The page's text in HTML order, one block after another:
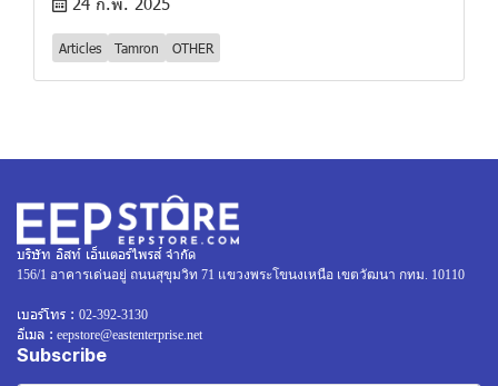
Articles Tamron OTHER
บริษัท อิสท์ เอ็นเตอร์ไพรส์ จำกัด
156/1 อาคารเด่นอยู่ ถนนสุขุมวิท 71 แขวงพระโขนงเหนือ เขตวัฒนา กทม. 10110
เบอร์โทร : 02-392-3130
อีเมล : eepstore@eastenterprise.net
Subscribe